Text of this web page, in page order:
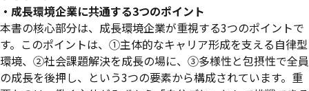
・成長環境企業に共通する3つのポイント
本書の核心部分は、成長環境企業が重視する3つのポイントで
す。このポイントは、①主体的なキャリア形成を支える自律型
環境、②社会課題解決を成長の場に、③多様性と包摂性で全員
の成長を後押し、という3つの要素から構成されています。重